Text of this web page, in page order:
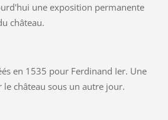
une exposition permanente
château.
en 1535 pour Ferdinand Ier. Une
château sous un autre jour.